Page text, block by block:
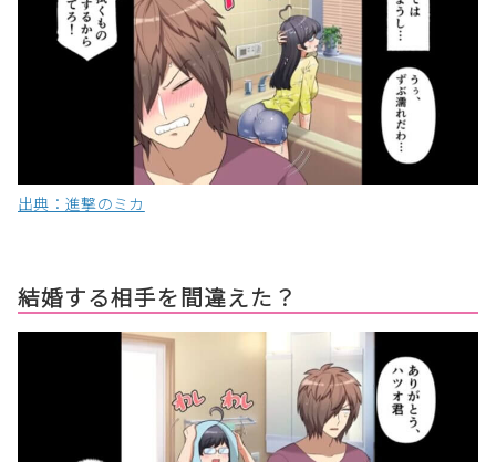
出典：進撃のミカ
結婚する相手を間違えた？